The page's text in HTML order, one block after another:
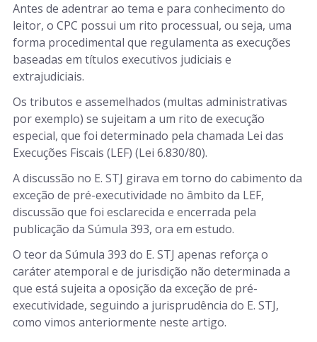
Antes de adentrar ao tema e para conhecimento do
leitor, o CPC possui um rito processual, ou seja, uma
forma procedimental que regulamenta as execuções
baseadas em títulos executivos judiciais e
extrajudiciais.
Os tributos e assemelhados (multas administrativas
por exemplo) se sujeitam a um rito de execução
especial, que foi determinado pela chamada Lei das
Execuções Fiscais (LEF) (Lei 6.830/80).
A discussão no E. STJ girava em torno do cabimento da
exceção de pré-executividade no âmbito da LEF,
discussão que foi esclarecida e encerrada pela
publicação da Súmula 393, ora em estudo.
O teor da Súmula 393 do E. STJ apenas reforça o
caráter atemporal e de jurisdição não determinada a
que está sujeita a oposição da exceção de pré-
executividade, seguindo a jurisprudência do E. STJ,
como vimos anteriormente neste artigo.